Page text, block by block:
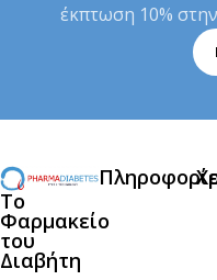
έκπτωση 10%
Το
Φαρμακείο
του
Διαβήτη